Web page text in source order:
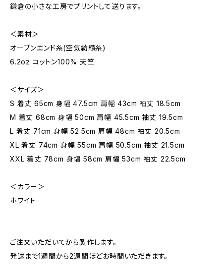
鎌倉の小さな工房でプリントして送ります。
＜素材＞
オープンエンド糸(空気紡績糸)
6.2oz コットン100% 天竺
＜サイズ＞
S 着丈 65cm 身幅 47.5cm 肩幅 43cm 袖丈 18.5cm
M 着丈 68cm 身幅 50cm 肩幅 45.5cm 袖丈 19.5cm
L 着丈 71cm 身幅 52.5cm 肩幅 48cm 袖丈 20.5cm
XL 着丈 74cm 身幅 55cm 肩幅 50.5cm 袖丈 21.5cm
XXL 着丈 78cm 身幅 58cm 肩幅 53cm 袖丈 22.5cm
＜カラー＞
ホワイト
ご注文いただいてから製作します。
発送まで1週間から2週間ほどお時間いただきます。